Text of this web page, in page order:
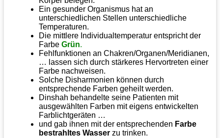
Ein gesunder Organismus hat an
unterschiedlichen Stellen unterschiedliche
Temperaturen.
Die mittlere Individualtemperatur entspricht der
Farbe Grün.
Fehlfunktionen an Chakren/Organen/Meridianen,
… lassen sich durch stärkeres Hervortreten einer
Farbe nachweisen.
Solche Disharmonien können durch
entsprechende Farben geheilt werden.
Dinshah behandelte seine Patienten mit
ausgewählten Farben mit eigens entwickelten
Farblichtgeräten …
und gab ihnen mit der entsprechenden Farbe
bestrahltes Wasser zu trinken.